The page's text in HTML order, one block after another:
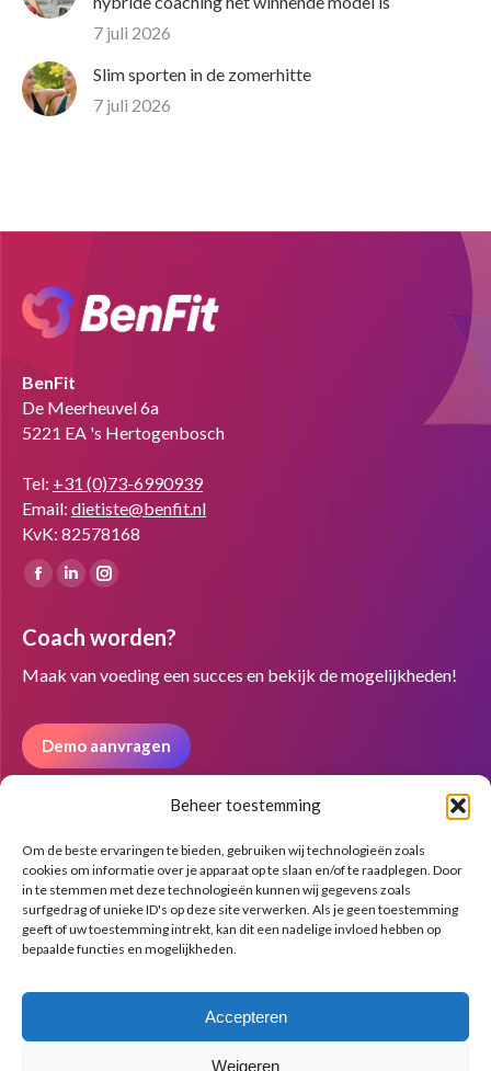
Beheer toestemming
Om de beste ervaringen te bieden, gebruiken wij technologieën zoals
cookies om informatie over je apparaat op te slaan en/of te raadplegen. Door
in te stemmen met deze technologieën kunnen wij gegevens zoals
surfgedrag of unieke ID's op deze site verwerken. Als je geen toestemming
geeft of uw toestemming intrekt, kan dit een nadelige invloed hebben op
bepaalde functies en mogelijkheden.
Accepteren
Weigeren
7 juli 2026
Slim sporten in de zomerhitte
7 juli 2026
BenFit
De Meerheuvel 6a
5221 EA 's Hertogenbosch
Tel: +31 (0)73-6990939
Email: dietiste@benfit.nl
KvK: 82578168
Vind ons op:
Facebook
opens
in
window
Linkedin
opens
in
window
Instagram
opens
in
window
Coach worden?
Maak van voeding een succes en bekijk de mogelijkheden!
Demo aanvragen